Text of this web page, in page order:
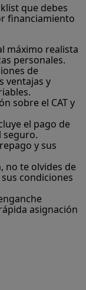
que debes
financiamiento
máximo realista
personales.
de
ventajas y
sobre el CAT y
el pago de
seguro.
y sus
no te olvides de
condiciones
asignación